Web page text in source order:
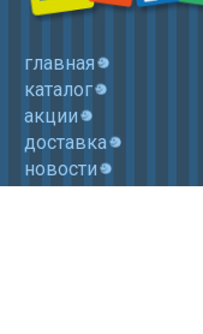
главная
каталог
акции
доставка
новости